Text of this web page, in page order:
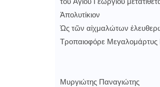
του Αγίου Γεωργίου
Ἀπολυτίκιον
Ὡς τῶν αἰχμαλώτων
Τροπαιοφόρε
Μυργιώτης Παναγιώτης